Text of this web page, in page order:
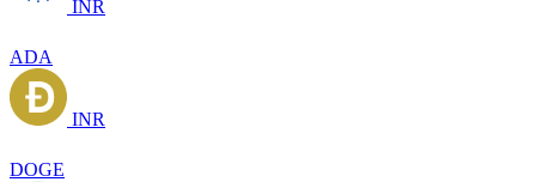
INR
ADA
INR
DOGE